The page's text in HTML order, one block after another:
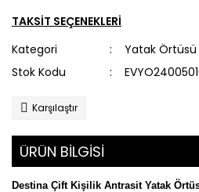
TAKSİT SEÇENEKLERİ
Kategori
Yatak Örtüsü
Stok Kodu
Karşılaştır
ÜRÜN BİLGİSİ
Destina Çift Kişilik Antrasit Yatak